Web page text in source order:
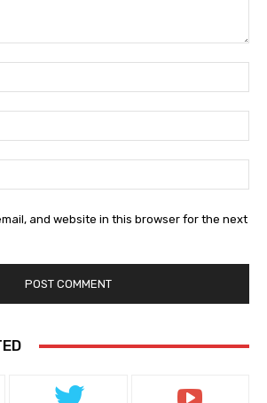
and website in this browser for the next